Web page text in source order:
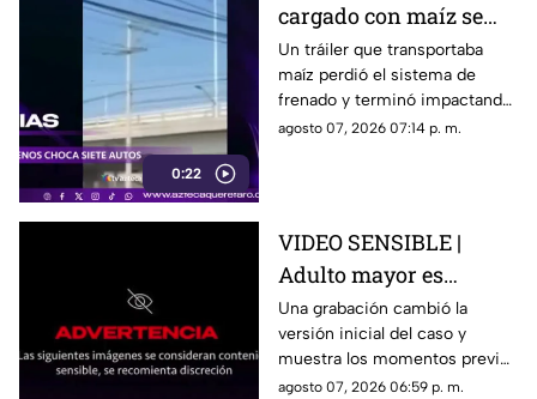
0:22
cargado con maíz se
queda sin frenos y
embiste a siete
vehículos
Un tráiler que transportaba
maíz perdió el sistema de
frenado y terminó impactando
a siete vehículos que
agosto 07, 2026 07:14 p. m.
VIDEO SENSIBLE |
Adulto mayor es
atropell4do por tráiler;
fue empujado antes de
m0rir
Una grabación cambió la
versión inicial del caso y
muestra los momentos previos
al atropellamiento ocurrido en
agosto 07, 2026 06:59 p. m.